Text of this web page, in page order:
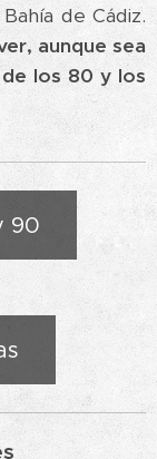
de Cádiz.
aunque sea
los 80 y los
90